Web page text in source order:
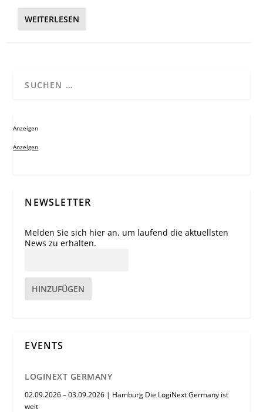
WEITERLESEN
Anzeigen
Anzeigen
NEWSLETTER
Melden Sie sich hier an, um laufend die aktuellsten
News zu erhalten.
HINZUFÜGEN
EVENTS
LOGINEXT GERMANY
02.09.2026 – 03.09.2026 | Hamburg Die LogiNext Germany ist
weit